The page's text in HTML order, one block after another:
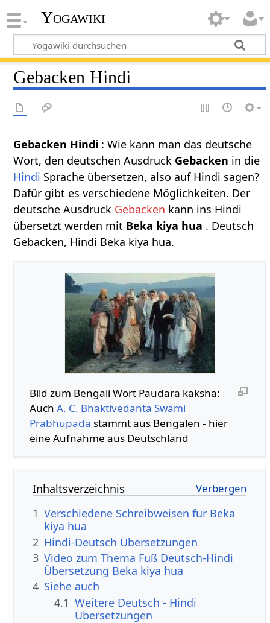
Yogawiki
Gebacken Hindi
Gebacken Hindi : Wie kann man das deutsche
Wort, den deutschen Ausdruck Gebacken in die
Hindi Sprache übersetzen, also auf Hindi sagen?
Dafür gibt es verschiedene Möglichkeiten. Der
deutsche Ausdruck Gebacken kann ins Hindi
übersetzt werden mit Beka kiya hua . Deutsch
Gebacken, Hindi Beka kiya hua.
Bild zum Bengali Wort Paudara kaksha:
Auch A. C. Bhaktivedanta Swami
Prabhupada stammt aus Bengalen - hier
eine Aufnahme aus Deutschland
Inhaltsverzeichnis
1 Verschiedene Schreibweisen für Beka
kiya hua
2 Hindi-Deutsch Übersetzungen
3 Video zum Thema Fuß Deutsch-Hindi
Übersetzung Beka kiya hua
4 Siehe auch
4.1 Weitere Deutsch - Hindi
Übersetzungen